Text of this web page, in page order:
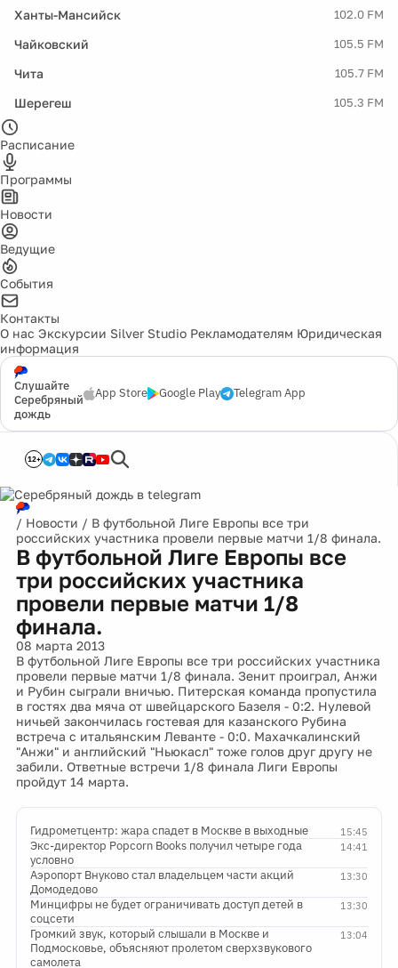
Ханты-Мансийск 102.0 FM
Чайковский 105.5 FM
Чита 105.7 FM
Шерегеш 105.3 FM
Расписание
Программы
Новости
Ведущие
События
Контакты
О нас Экскурсии Silver Studio Рекламодателям Юридическая
информация
Слушайте
Серебряный
дождь
App Store Google Play Telegram App
12+
/ Новости / В футбольной Лиге Европы все три
российских участника провели первые матчи 1/8 финала.
В футбольной Лиге Европы все
три российских участника
провели первые матчи 1/8
финала.
08 марта 2013
В футбольной Лиге Европы все три российских участника
провели первые матчи 1/8 финала. Зенит проиграл, Анжи
и Рубин сыграли вничью. Питерская команда пропустила
в гостях два мяча от швейцарского Базеля - 0:2. Нулевой
ничьей закончилась гостевая для казанского Рубина
встреча с итальянским Леванте - 0:0. Махачкалинский
"Анжи" и английский "Ньюкасл" тоже голов друг другу не
забили. Ответные встречи 1/8 финала Лиги Европы
пройдут 14 марта.
15:45
Гидрометцентр: жара спадет в Москве в выходные
14:41
Экс-директор Popcorn Books получил четыре года
условно
13:30
Аэропорт Внуково стал владельцем части акций
Домодедово
13:30
Минцифры не будет ограничивать доступ детей в
соцсети
13:04
Громкий звук, который слышали в Москве и
Подмосковье, объясняют пролетом сверхзвукового
самолета